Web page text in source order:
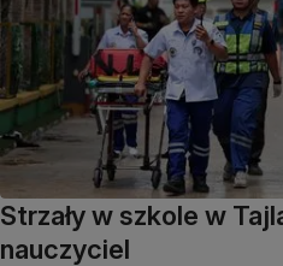
Strzały w szkole w
nauczyciel